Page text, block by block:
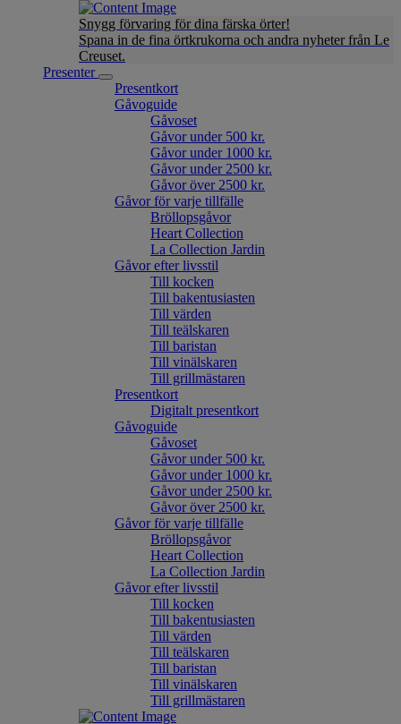
Snygg förvaring för dina färska örter!
Spana in de fina örtkrukorna och andra nyheter från Le
Creuset.
Presenter
Presentkort
Gåvoguide
Gåvoset
Gåvor under 500 kr.
Gåvor under 1000 kr.
Gåvor under 2500 kr.
Gåvor över 2500 kr.
Gåvor för varje tillfälle
Bröllopsgåvor
Heart Collection
La Collection Jardin
Gåvor efter livsstil
Till kocken
Till bakentusiasten
Till värden
Till teälskaren
Till baristan
Till vinälskaren
Till grillmästaren
Presentkort
Digitalt presentkort
Gåvoguide
Gåvoset
Gåvor under 500 kr.
Gåvor under 1000 kr.
Gåvor under 2500 kr.
Gåvor över 2500 kr.
Gåvor för varje tillfälle
Bröllopsgåvor
Heart Collection
La Collection Jardin
Gåvor efter livsstil
Till kocken
Till bakentusiasten
Till värden
Till teälskaren
Till baristan
Till vinälskaren
Till grillmästaren